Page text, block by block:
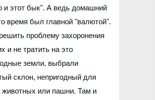
и этот бык". А ведь домашний
время был главной "валютой".
проблему захоронения
и не тратить на это
земли, выбрали
склон, непригодный для
животных или пашни. Там и